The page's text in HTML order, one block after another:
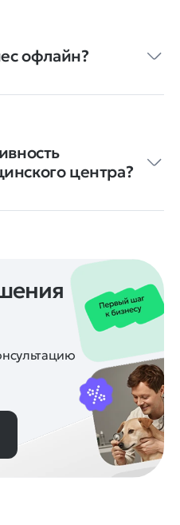
офлайн?
центра?